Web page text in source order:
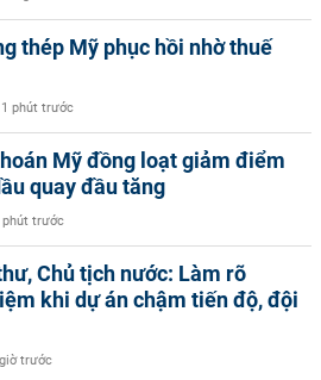
thép Mỹ phục hồi nhờ thuế
1 phút trước
Mỹ đồng loạt giảm điểm
quay đầu tăng
phút trước
Chủ tịch nước: Làm rõ
khi dự án chậm tiến độ, đội
trước